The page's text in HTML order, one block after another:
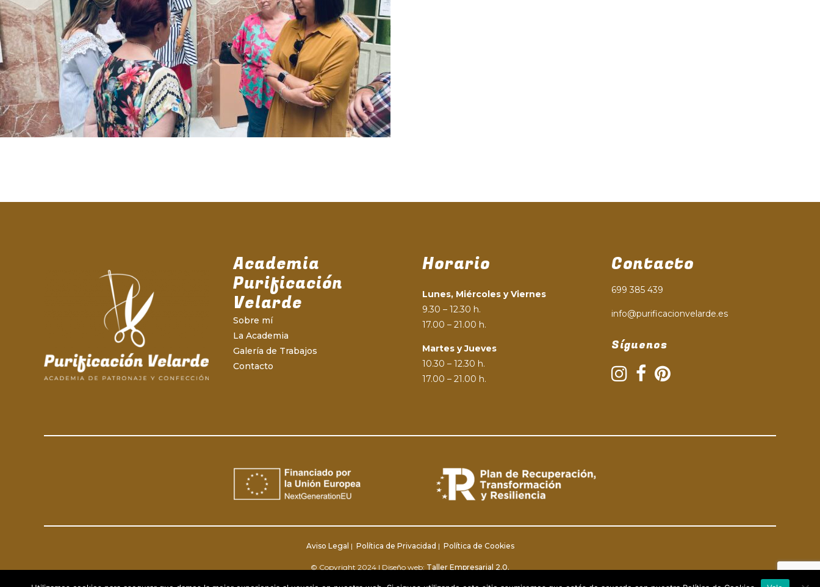
Academia
Purificación
Velarde
Sobre mí
La Academia
Galería de Trabajos
Contacto
Horario
Lunes, Miércoles y Viernes
9.30 – 12.30 h.
17.00 – 21.00 h.
Martes y Jueves
10.30 – 12.30 h.
17.00 – 21.00 h.
Contacto
699 385 439
info@purificacionvelarde.es
Síguenos
Aviso Legal | Política de Privacidad | Política de Cookies
© Copyright 2024 | Diseño web: Taller Empresarial 2.0.